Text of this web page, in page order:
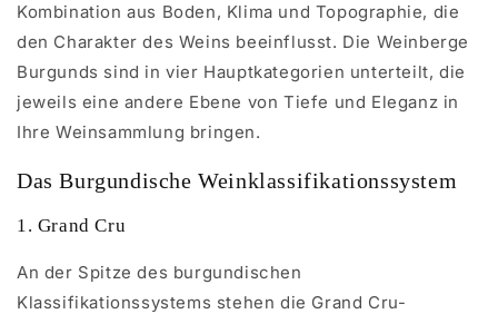
Kombination aus Boden, Klima und Topographie, die
den Charakter des Weins beeinflusst. Die Weinberge
Burgunds sind in vier Hauptkategorien unterteilt, die
jeweils eine andere Ebene von Tiefe und Eleganz in
Ihre Weinsammlung bringen.
Das Burgundische Weinklassifikationssystem
1. Grand Cru
An der Spitze des burgundischen
Klassifikationssystems stehen die Grand Cru-